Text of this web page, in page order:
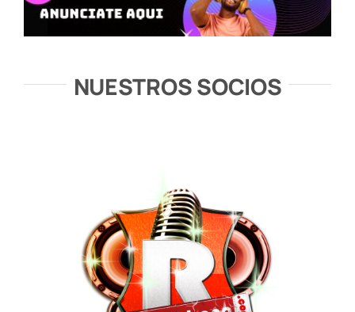
NUESTROS SOCIOS